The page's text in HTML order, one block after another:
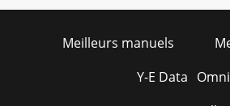
Meilleurs manuels
Y-E Data